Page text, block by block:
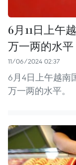
6月11日上午
万一两的水平
11/06/2024 02:37
6月4日上午越南
万一两的水平。